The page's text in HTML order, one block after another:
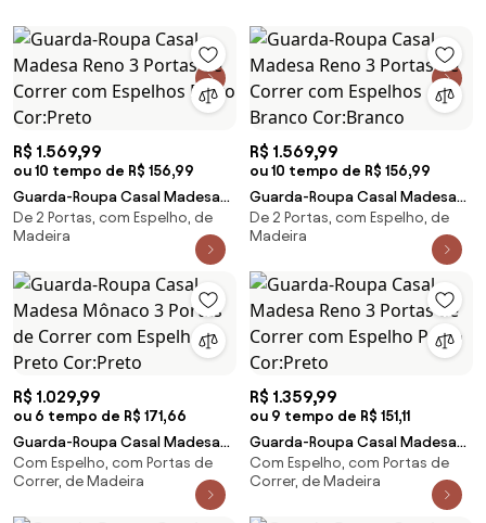
R$ 1.569,99
ou 10 tempo de R$ 156,99
Guarda-Roupa Casal Madesa
Reno 3 Portas de Correr com
Espelhos Preto Cor:Preto
De 2 Portas, com Espelho, de
Madeira
R$ 1.569,99
ou 10 tempo de R$ 156,99
Guarda-Roupa Casal Madesa
Reno 3 Portas de Correr com
Espelhos Branco Cor:Branco
De 2 Portas, com Espelho, de
Madeira
R$ 1.029,99
ou 6 tempo de R$ 171,66
Guarda-Roupa Casal Madesa
Mônaco 3 Portas de Correr
com Espelho Preto Cor:Preto
Com Espelho, com Portas de
Correr, de Madeira
R$ 1.359,99
ou 9 tempo de R$ 151,11
Guarda-Roupa Casal Madesa
Reno 3 Portas de Correr com
Espelho Preto Cor:Preto
Com Espelho, com Portas de
Correr, de Madeira